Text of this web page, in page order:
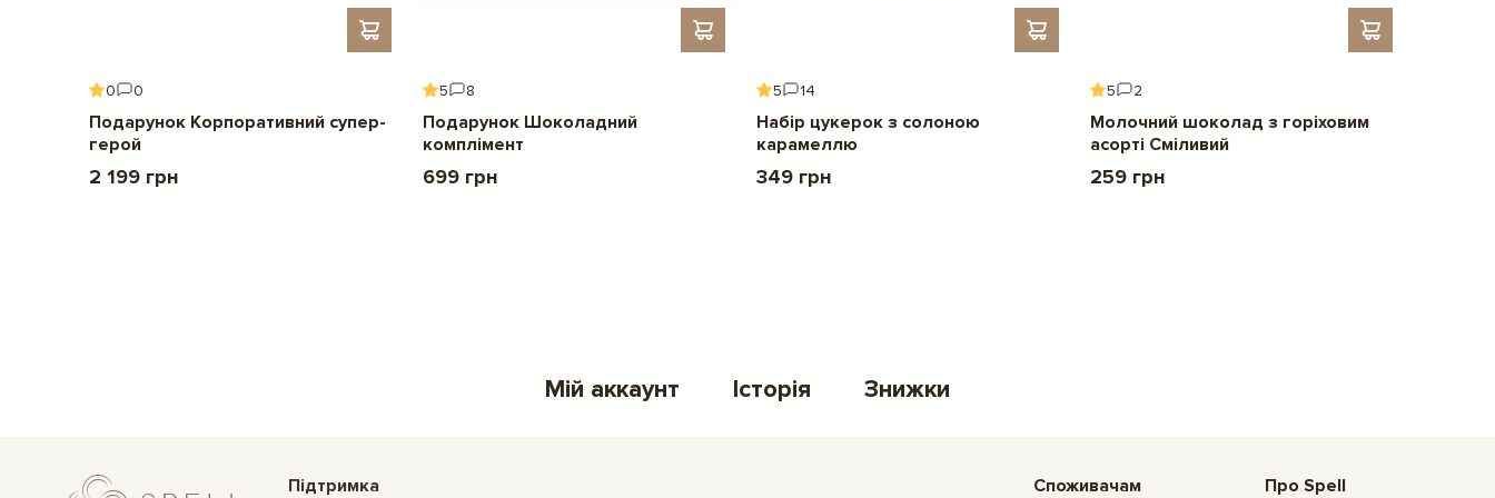
0 0
Подарунок Корпоративний супер-
герой
2 199 грн
5 8
Подарунок Шоколадний
комплімент
699 грн
5 14
Набір цукерок з солоною
карамеллю
349 грн
5 2
Молочний шоколад з горіховим
асорті Сміливий
259 грн
Мій аккаунт Історія Знижки
Підтримка Споживачам
Про Spell